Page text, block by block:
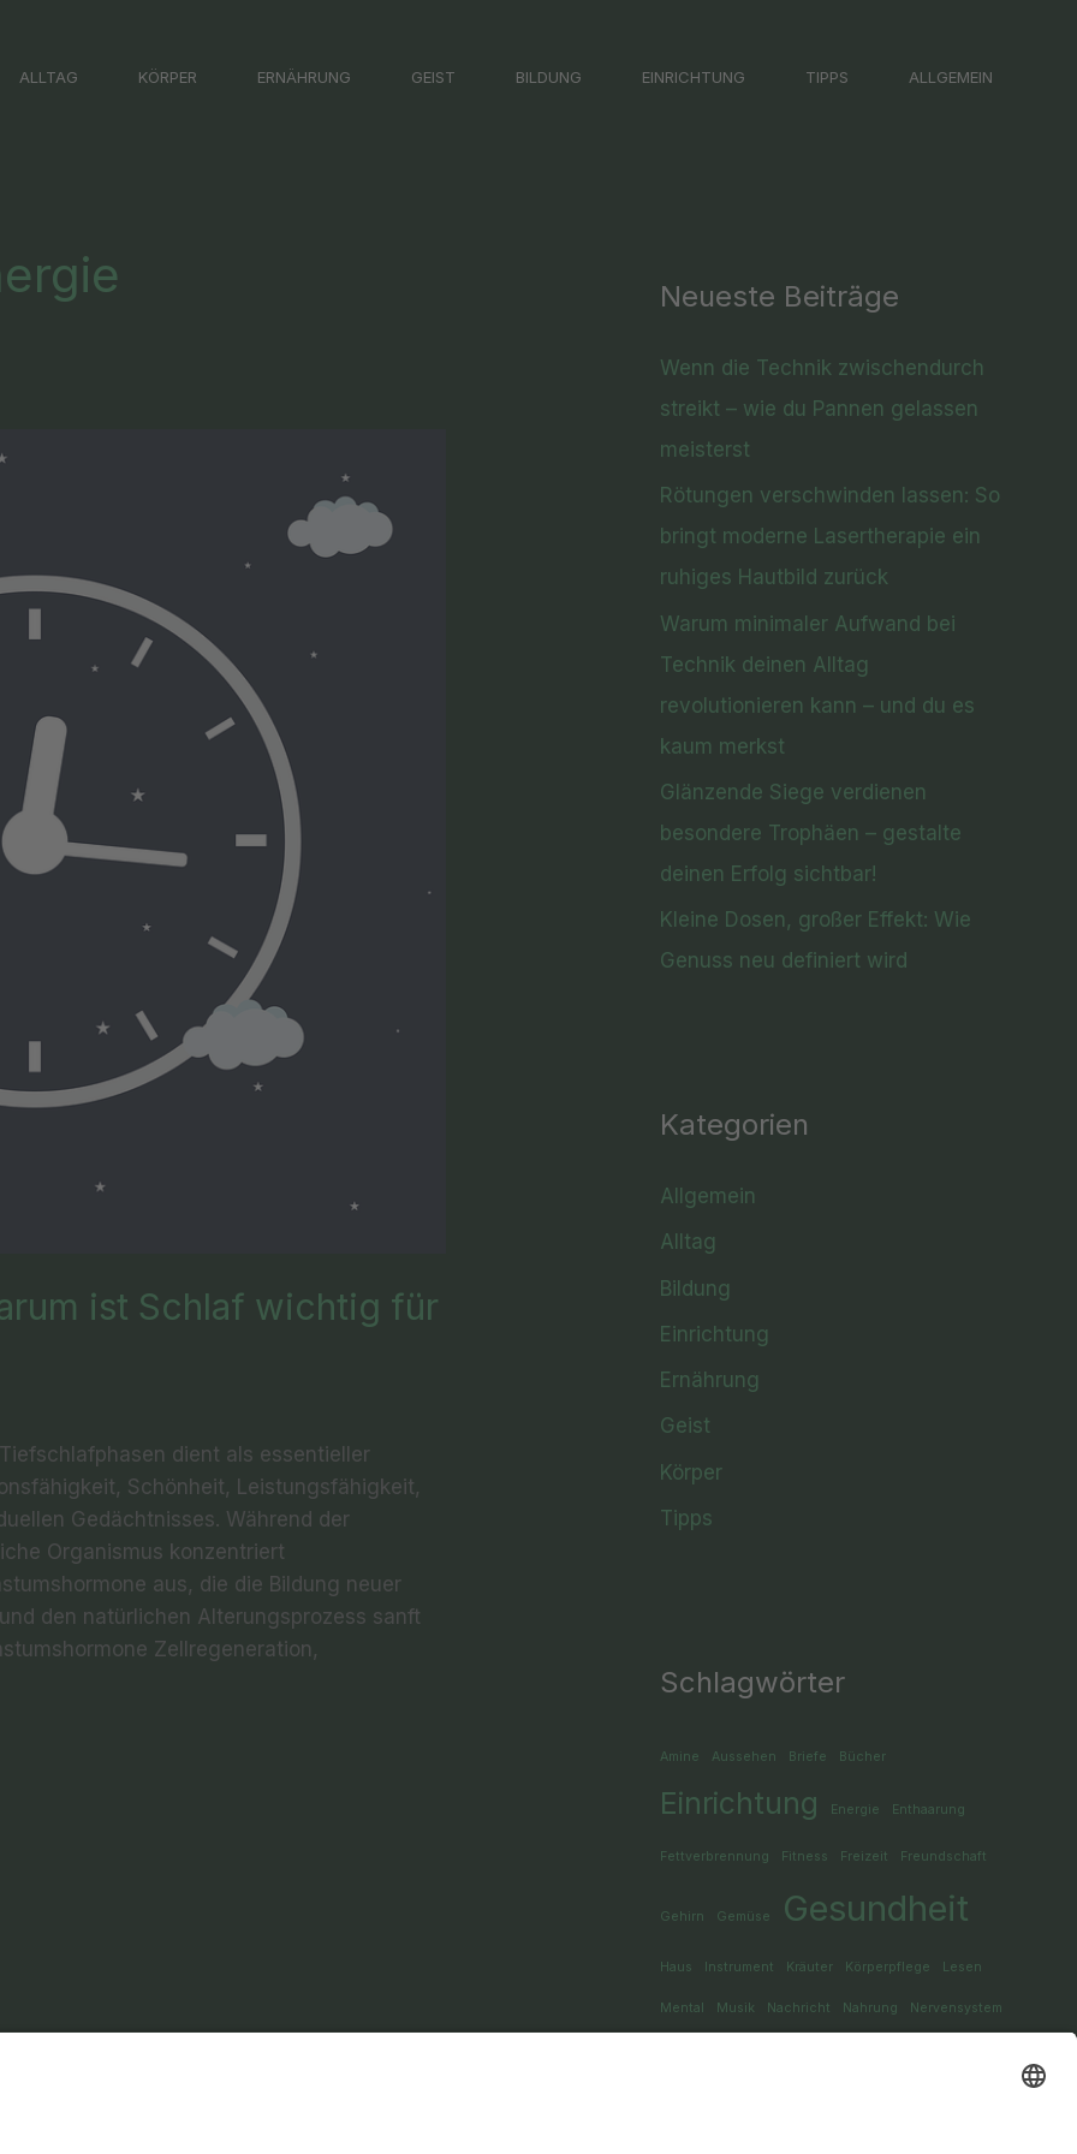
ALLTAG KÖRPER ERNÄHRUNG GEIST BILDUNG EINRICHTUNG TIPPS ALLGEMEIN
ist Schlaf wichtig für
dient als essentieller
Schönheit, Leistungsfähigkeit,
Gedächtnisses. Während der
Organismus konzentriert
aus, die die Bildung neuer
den natürlichen Alterungsprozess sanft
Zellregeneration,
Neueste Beiträge
Wenn die Technik zwischendurch
streikt – wie du Pannen gelassen
meisterst
Rötungen verschwinden lassen: So
bringt moderne Lasertherapie ein
ruhiges Hautbild zurück
Warum minimaler Aufwand bei
Technik deinen Alltag
revolutionieren kann – und du es
kaum merkst
Glänzende Siege verdienen
besondere Trophäen – gestalte
deinen Erfolg sichtbar!
Kleine Dosen, großer Effekt: Wie
Genuss neu definiert wird
Kategorien
Allgemein
Alltag
Bildung
Einrichtung
Ernährung
Geist
Körper
Tipps
Schlagwörter
Amine Aussehen Briefe Bücher
Einrichtung Energie Enthaarung
Fettverbrennung Fitness Freizeit Freundschaft
Gehirn Gemüse Gesundheit
Haus Instrument Kräuter Körperpflege Lesen
Mental Musik Nachricht Nahrung Nervensystem